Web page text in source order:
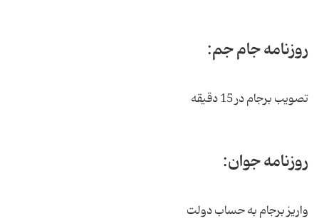
روزنامه جام جم:
تصویب برجام در 15 دقیقه
روزنامه جوان:
واریز برجام به حساب دولت